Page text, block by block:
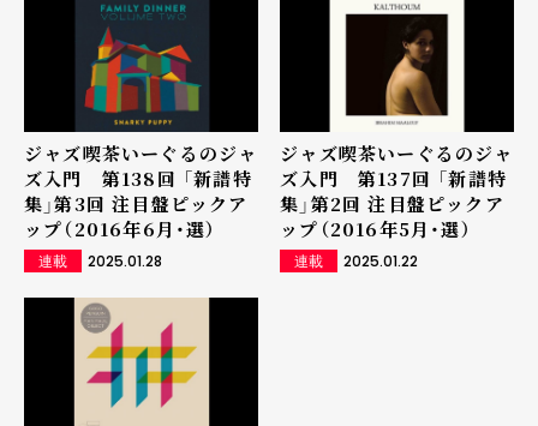
ジャズ喫茶いーぐるのジャ
ズ入門 第138回 「新譜特
集」第3回 注目盤ピックア
ップ（2016年6月・選）
連載 2025.01.28
ジャズ喫茶いーぐるのジャ
ズ入門 第137回 「新譜特
集」第2回 注目盤ピックア
ップ（2016年5月・選）
連載 2025.01.22